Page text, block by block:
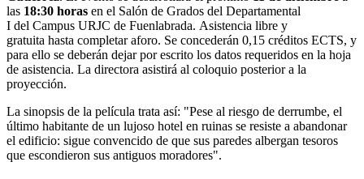
las 18:30 horas en el Salón de Grados del Departamental
I del Campus URJC de Fuenlabrada. Asistencia libre y
gratuita hasta completar aforo. Se concederán 0,15 créditos ECTS, y
para ello se deberán dejar por escrito los datos requeridos en la hoja
de asistencia. La directora asistirá al coloquio posterior a la
proyección.
La sinopsis de la película trata así: "Pese al riesgo de derrumbe, el
último habitante de un lujoso hotel en ruinas se resiste a abandonar
el edificio: sigue convencido de que sus paredes albergan tesoros
que escondieron sus antiguos moradores".